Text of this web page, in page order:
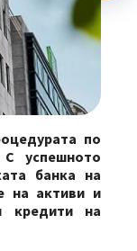
по
успешното
банка на
на активи и
кредити на